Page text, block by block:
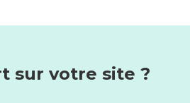
sur votre site ?